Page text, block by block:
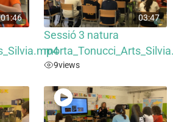
01:46 03:47
Sessió 3 natura
9views